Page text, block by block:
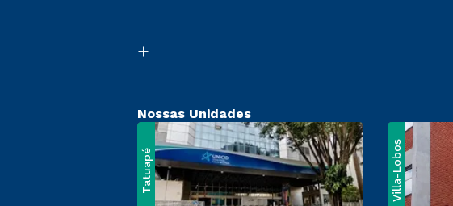
Nossas Unidades
Tatuapé Villa-Lobos